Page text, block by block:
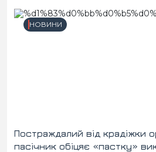
НОВИНИ
Постраждалий від крадіжки
пасічник обіцяє «пастку»